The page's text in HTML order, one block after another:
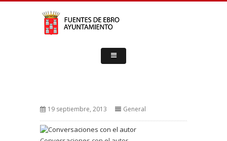
19 septiembre, 2013 General